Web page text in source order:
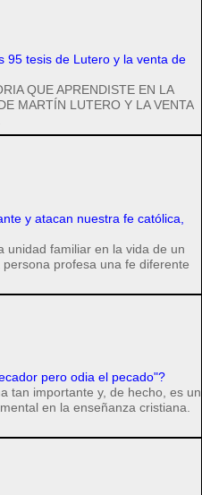
95 tesis de Lutero y la venta de
QUE APRENDISTE EN LA
MARTÍN LUTERO Y LA VENTA
y atacan nuestra fe católica,
unidad familiar en la vida de un
profesa una fe diferente
pero odia el pecado"?
tan importante y, de hecho, es un
en la enseñanza cristiana.